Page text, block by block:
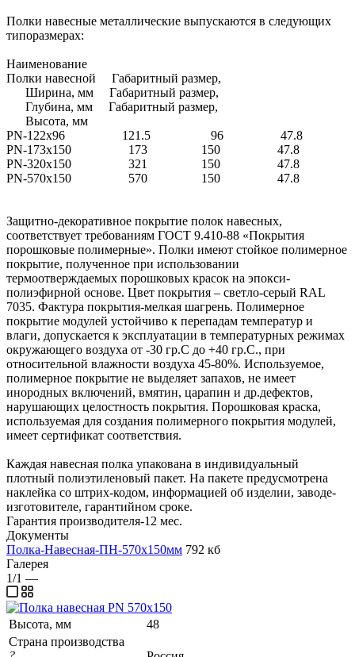
Полки навесные металлические выпускаются в следующих
типоразмерах:
Наименование
Полки навесной Габаритный размер,
Ширина, мм Габаритный размер,
Глубина, мм Габаритный размер,
Высота, мм
PN-122х96 121.5 96 47.8
PN-173х150 173 150 47.8
PN-320х150 321 150 47.8
PN-570х150 570 150 47.8
Защитно-декоративное покрытие полок навесных,
соответствует требованиям ГОСТ 9.410-88 «Покрытия
порошковые полимерные». Полки имеют стойкое полимерное
покрытие, полученное при использовании
термоотверждаемых порошковых красок на эпокси-
полиэфирной основе. Цвет покрытия – светло-серый RAL
7035. Фактура покрытия-мелкая шагрень. Полимерное
покрытие модулей устойчиво к перепадам температур и
влаги, допускается к эксплуатации в температурных режимах
окружающего воздуха от -30 гр.С до +40 гр.С., при
относительной влажности воздуха 45-80%. Используемое,
полимерное покрытие не выделяет запахов, не имеет
инородных включений, вмятин, царапин и др.дефектов,
нарушающих целостность покрытия. Порошковая краска,
используемая для создания полимерного покрытия модулей,
имеет сертификат соответствия.
Каждая навесная полка упакована в индивидуальный
плотный полиэтиленовый пакет. На пакете предусмотрена
наклейка со штрих-кодом, информацией об изделии, заводе-
изготовителе, гарантийном сроке.
Гарантия производителя-12 мес.
Документы
Полка-Навесная-ПН-570х150мм 792 кб
Галерея
1/1 —
Высота, мм
48
Страна производства